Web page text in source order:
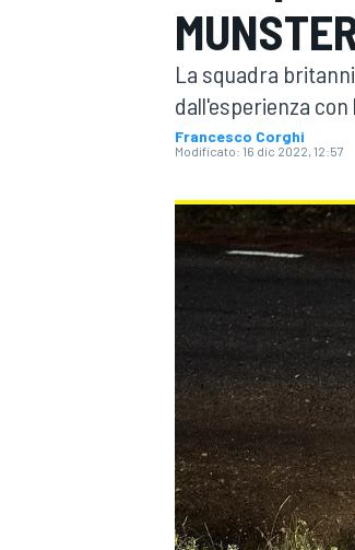
MOTOGP
La squadra
dall'esperienza con
Francesco Corghi
Modificato: 16 dic 2022, 12:57